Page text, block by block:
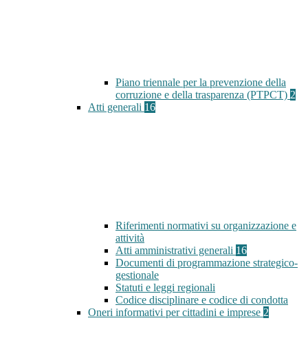
Piano triennale per la prevenzione della
corruzione e della trasparenza (PTPCT) 2
Atti generali 16
Riferimenti normativi su organizzazione e
attività
Atti amministrativi generali 16
Documenti di programmazione strategico-
gestionale
Statuti e leggi regionali
Codice disciplinare e codice di condotta
Oneri informativi per cittadini e imprese 2